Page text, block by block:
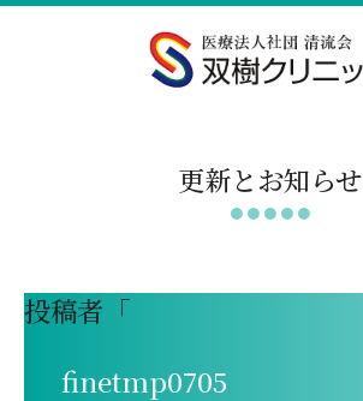
更新とお知らせ
投稿者「
finetmp0705